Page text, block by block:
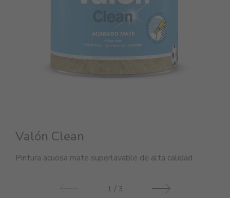
Valón Clean
Pintura acuosa mate superlavable de alta calidad
1 / 3